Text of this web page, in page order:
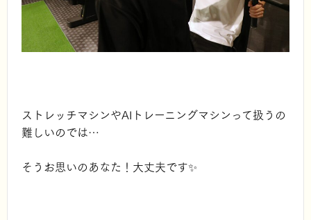
ストレッチマシンやAIトレーニングマシンって扱うの
難しいのでは…
そうお思いのあなた！大丈夫です✨